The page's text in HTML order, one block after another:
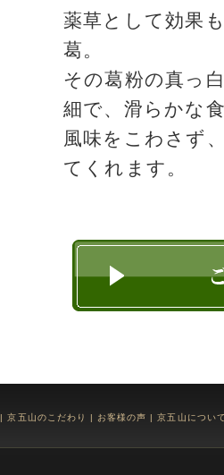
薬草として効果
葛。
その葛粉の真っ
細で、滑らかな
風味をこわさず
てくれます。
|京五山のこだわり | お客様の声 |京五山につい